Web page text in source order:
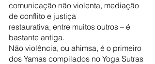
comunicação não violenta, mediação
de conflito e justiça
restaurativa, entre muitos outros – é
bastante antiga.
Não violência, ou ahimsa, é o primeiro
dos Yamas compilados no Yoga Sutras